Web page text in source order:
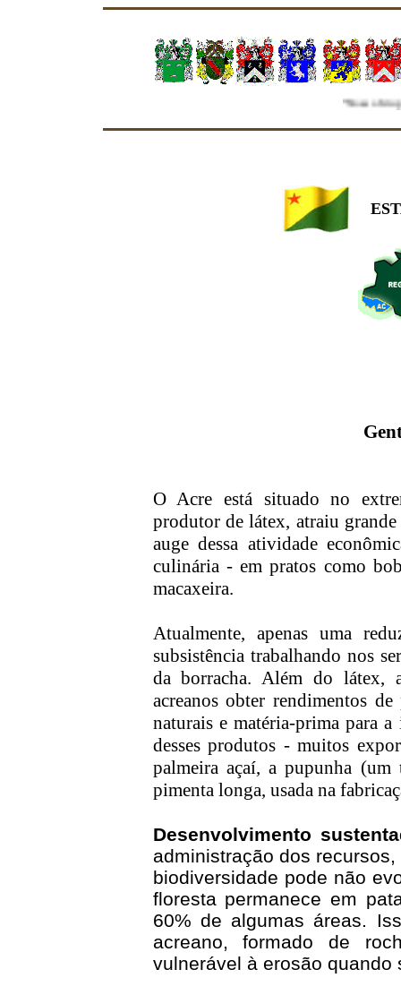
"Nosso Grupo de
O Acre está situado no
produtor de látex, atraiu
auge dessa atividade
culinária - em pratos como
macaxeira.
Atualmente, apenas uma
subsistência trabalhando nos
da borracha. Além do látex,
acreanos obter rendimentos
naturais e matéria-prima para
desses produtos - muitos
palmeira açaí, a pupunha
pimenta longa, usada na
Desenvolvimento
administração dos
biodiversidade pode não
floresta permanece em
60% de algumas áreas.
acreano, formado de
vulnerável à erosão quando